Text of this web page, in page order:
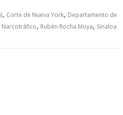
, Corte de Nueva York, Departamento de
Narcotráfico, Rubén Rocha Moya, Sinaloa